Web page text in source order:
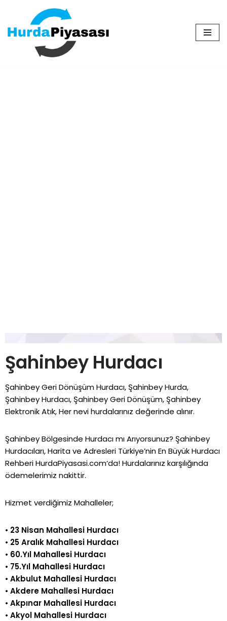
İçeriğe
geç
Şahinbey Hurdacı
Şahinbey Geri Dönüşüm Hurdacı, Şahinbey Hurda,
Şahinbey Hurdacı, Şahinbey Geri Dönüşüm, Şahinbey
Elektronik Atık, Her nevi hurdalarınız değerinde alınır.
Şahinbey Bölgesinde Hurdacı mı Arıyorsunuz? Şahinbey
Hurdacıları, Harita ve Adresleri Türkiye’nin En Büyük Hurdacı
RehberiHurdaPiyasasi.com‘da!Hurdalarınız karşılığında
ödemelerimiz nakittir.
Hizmet verdiğimiz Mahalleler;
• 23 Nisan Mahallesi Hurdacı
• 25 Aralık Mahallesi Hurdacı
• 60.Yıl Mahallesi Hurdacı
• 75.Yıl Mahallesi Hurdacı
• Akbulut Mahallesi Hurdacı
• Akdere Mahallesi Hurdacı
• Akpınar Mahallesi Hurdacı
• Akyol Mahallesi Hurdacı